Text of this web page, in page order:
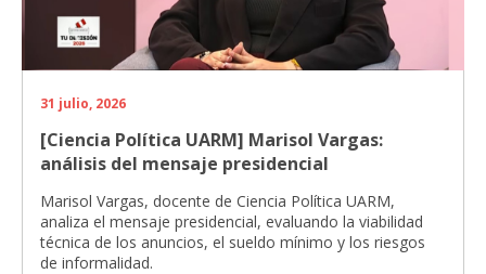
31 julio, 2026
[Ciencia Política UARM] Marisol Vargas:
análisis del mensaje presidencial
Marisol Vargas, docente de Ciencia Política UARM,
analiza el mensaje presidencial, evaluando la viabilidad
técnica de los anuncios, el sueldo mínimo y los riesgos
de informalidad.